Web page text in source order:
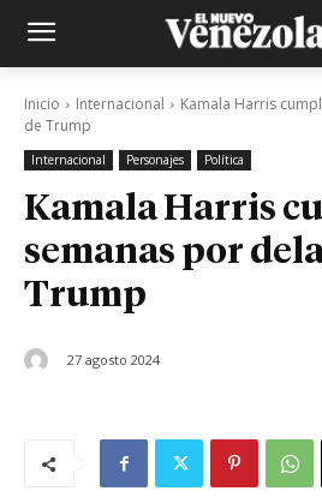
Inicio Internacional
Kamala Harris
de Trump
Internacional Personajes Política
Kamala Harris
semanas por
Trump
27 agosto 2024